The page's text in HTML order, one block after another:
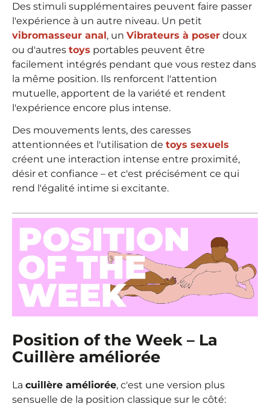
Des stimuli supplémentaires peuvent faire passer
l'expérience à un autre niveau. Un petit
vibromasseur anal, un Vibrateurs à poser doux
ou d'autres toys portables peuvent être
facilement intégrés pendant que vous restez dans
la même position. Ils renforcent l'attention
mutuelle, apportent de la variété et rendent
l'expérience encore plus intense.
Des mouvements lents, des caresses
attentionnées et l'utilisation de toys sexuels
créent une interaction intense entre proximité,
désir et confiance – et c'est précisément ce qui
rend l'égalité intime si excitante.
Position of the Week – La
Cuillère améliorée
La cuillère améliorée, c'est une version plus
sensuelle de la position classique sur le côté: